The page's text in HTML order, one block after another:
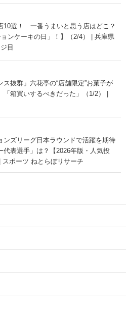
10選！ 一番うまいと思う店はどこ？
ョンケーキの日」！】（2/4） | 兵庫県
目
ス抜群」六花亭の“店舗限定”お菓子が
箱買いするべきだった」（1/2） |
ンズリーグ日本ラウンドで活躍を期待
代表選手」は？【2026年版・人気投
ポーツ ねとらぼリサーチ